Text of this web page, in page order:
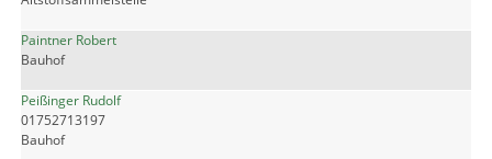
Paintner Robert
Bauhof
Peißinger Rudolf
01752713197
Bauhof